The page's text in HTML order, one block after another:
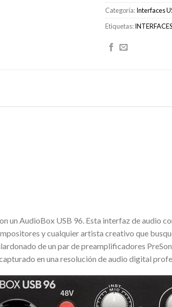
Categoría:Interfaces
Etiquetas:INTERFACES
un AudioBox USB 96. Esta interfaz de audio
y cualquier artista creativo que
de un par de preamplificadores
en una resolución de audio digital